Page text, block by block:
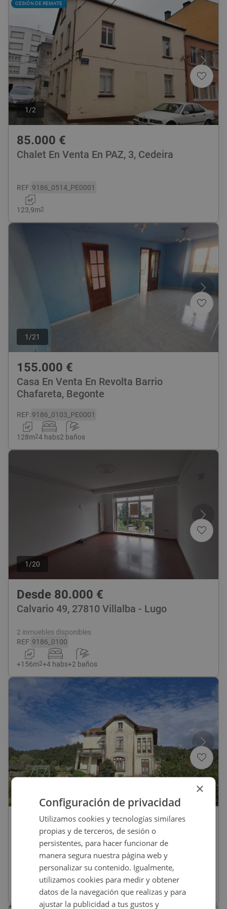
1 /2
CESIÓN DE REMATE
85.000 €
Chalet En Venta En PAZ, 3, Cedeira
REF:9186_0514_PE0001
123,9m2
1 /21
155.000 €
Casa En Venta En Revolta Barrio
Chafareta, Begonte
REF:9186_0103_PE0001
128m24 habs2 baños
1 /20
Desde 80.000 €
Calvario 49, 27810 Villalba - Lugo
2 inmuebles disponibles
REF:9186_0100
+156m2+4 habs+2 baños
350.000€
Chalet En Venta En CAPILLA, 85, Viveiro
9212_0121_PE0001
6 habs 3 baños
×
Configuración de privacidad
Utilizamos cookies y tecnologías similares
propias y de terceros, de sesión o
persistentes, para hacer funcionar de
manera segura nuestra página web y
personalizar su contenido. Igualmente,
utilizamos cookies para medir y obtener
datos de la navegación que realizas y para
ajustar la publicidad a tus gustos y